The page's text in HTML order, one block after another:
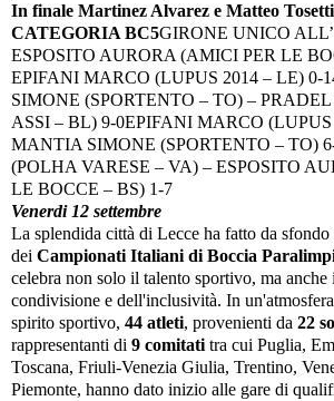
In finale Martinez Alvarez e Matteo Tosetti
CATEGORIA BC5GIRONE UNICO
ESPOSITO AURORA (AMICI PER LE
EPIFANI MARCO (LUPUS 2014 – LE) 0-
SIMONE (SPORTENTO – TO) –
ASSI – BL) 9-0EPIFANI MARCO
MANTIA SIMONE (SPORTENTO – TO)
(POLHA VARESE – VA) – ESPOSITO
LE BOCCE – BS) 1-7
Venerdi 12 settembre
La splendida città di Lecce ha fatto da sfondo
dei Campionati Italiani di Boccia
celebra non solo il talento sportivo, ma
condivisione e dell'inclusività. In
spirito sportivo, 44 atleti, provenienti da 22
rappresentanti di 9 comitatitra cui Puglia,
Toscana, Friuli-Venezia Giulia, Trentino,
Piemonte, hanno dato inizio alle gare di